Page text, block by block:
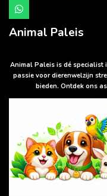
W
h
a
t
p
p
Animal Paleis
Animal Paleis is dé specialist
passie voor dierenwelzijn
bieden. Ontdek ons